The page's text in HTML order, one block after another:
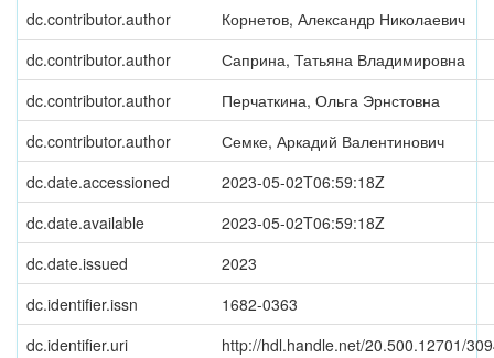
dc.contributor.author
Корнетов, Александр Николаевич
dc.contributor.author
Саприна, Татьяна Владимировна
dc.contributor.author
Перчаткина, Ольга Эрнстовна
dc.contributor.author
Семке, Аркадий Валентинович
dc.date.accessioned
2023-05-02T06:59:18Z
dc.date.available
2023-05-02T06:59:18Z
dc.date.issued
2023
dc.identifier.issn
1682-0363
dc.identifier.uri
http://hdl.handle.net/20.500.12701/